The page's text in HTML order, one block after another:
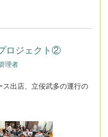
ロジェクト②
理者
出店、立佞武多の運行の